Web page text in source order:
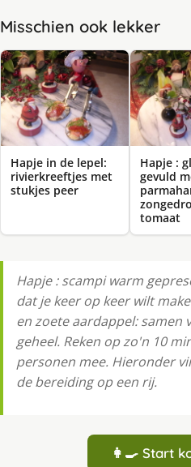
Misschien ook lekker
Hapje in de lepel:
rivierkreeftjes met
stukjes peer
Hapje :
gevuld
tomaat
Hapje : scampi warm
dat je keer op keer wilt
en zoete aardappel: samen
geheel. Reken op zo'n 10
personen mee. Hieronder
de bereiding op een rij.
👩‍🍳 Start